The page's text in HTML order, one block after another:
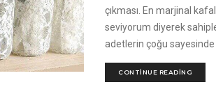
çıkması. En marjinal
seviyorum diyerek
adetlerin çoğu sayesinde
CONTINUE READING